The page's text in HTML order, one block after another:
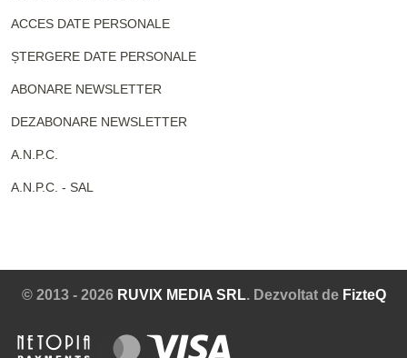
ACCES DATE PERSONALE
ȘTERGERE DATE PERSONALE
ABONARE NEWSLETTER
DEZABONARE NEWSLETTER
A.N.P.C.
A.N.P.C. - SAL
© 2013 - 2026 RUVIX MEDIA SRL. Dezvoltat de FizteQ